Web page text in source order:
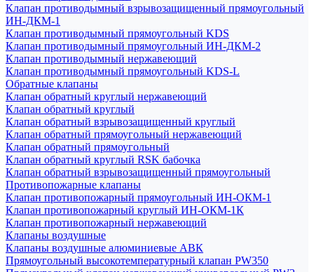
Клапан противодымный взрывозащищенный прямоугольный
ИН-ДКМ-1
Клапан противодымный прямоугольный KDS
Клапан противодымный прямоугольный ИН-ДКМ-2
Клапан противодымный нержавеющий
Клапан противодымный прямоугольный KDS-L
Обратные клапаны
Клапан обратный круглый нержавеющий
Клапан обратный круглый
Клапан обратный взрывозащищенный круглый
Клапан обратный прямоугольный нержавеющий
Клапан обратный прямоугольный
Клапан обратный круглый RSK бабочка
Клапан обратный взрывозащищенный прямоугольный
Противопожарные клапаны
Клапан противопожарный прямоугольный ИН-ОКМ-1
Клапан противопожарный круглый ИН-ОКМ-1К
Клапан противопожарный нержавеющий
Клапаны воздушные
Клапаны воздушные алюминиевые АВК
Прямоугольный высокотемпературный клапан PW350